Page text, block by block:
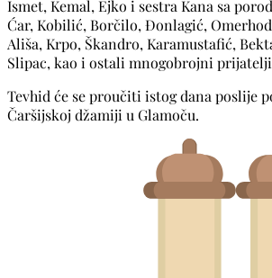
Ismet, Kemal, Ejko i sestra Kana sa
Ćar, Kobilić, Borčilo, Đonlagić,
Ališa, Krpo, Škandro, Karamustafić,
Slipac, kao i ostali mnogobrojni
Tevhid će se proučiti istog dana poslije
Čaršijskoj džamiji u Glamoču.